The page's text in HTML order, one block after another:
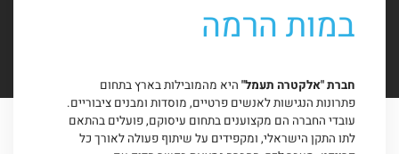
×
במות הרמה
חברת "אלקטרה תעמל" היא מהמובילות בארץ בתחום
פתרונות הנגישות לאנשים פרטיים, מוסדות ומבנים ציבוריים.
עובדי החברה הם מקצוענים בתחום עיסוקם, פועלים בהתאם
לתו התקן הישראלי, ומקפידים על שיתוף פעולה לאורך כל